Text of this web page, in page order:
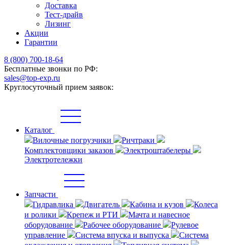
Доставка
Тест-драйв
Лизинг
Акции
Гарантии
8 (800) 700-18-64
Бесплатные звонки по РФ:
sales@top-exp.ru
Круглосуточный прием заявок:
Каталог
Вилочные погрузчики
Ричтраки
Комплектовщики заказов
Электроштабелеры
Электротележки
Запчасти
Гидравлика
Двигатель Кабина и кузов
Колеса
и ролики
Крепеж и РТИ
Мачта и навесное
оборудование
Рабочее оборудование
Рулевое
управление
Система впуска и выпуска
Система